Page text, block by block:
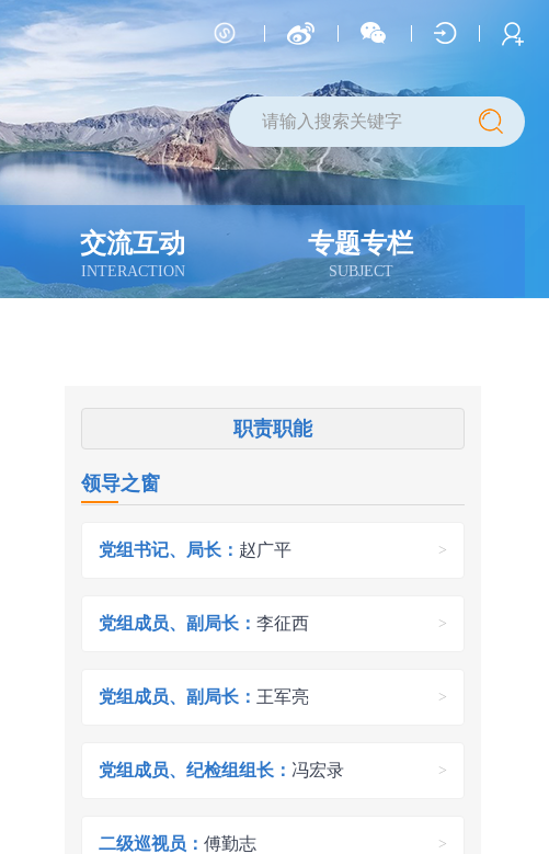
交流互动
INTERACTION
专题专栏
SUBJECT
职责职能
领导之窗
党组书记、局长： 赵广平 >
党组成员、副局长： 李征西 >
党组成员、副局长： 王军亮 >
党组成员、纪检组组长： 冯宏录 >
二级巡视员： 傅勤志 >